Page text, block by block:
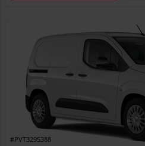
#PVT3295388